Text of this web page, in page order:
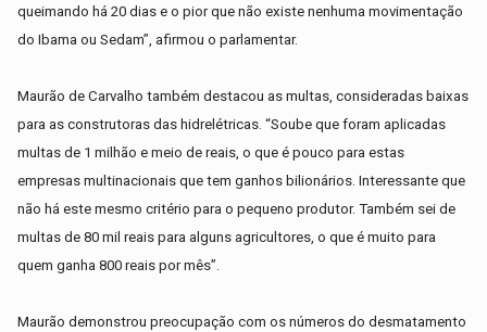
queimando há 20 dias e o pior que não existe nenhuma movimentação
do Ibama ou Sedam”, afirmou o parlamentar.
Maurão de Carvalho também destacou as multas, consideradas baixas
para as construtoras das hidrelétricas. “Soube que foram aplicadas
multas de 1 milhão e meio de reais, o que é pouco para estas
empresas multinacionais que tem ganhos bilionários. Interessante que
não há este mesmo critério para o pequeno produtor. Também sei de
multas de 80 mil reais para alguns agricultores, o que é muito para
quem ganha 800 reais por mês”.
Maurão demonstrou preocupação com os números do desmatamento